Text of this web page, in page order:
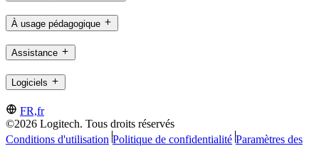
À usage pédagogique
Assistance
Logiciels
FR,fr
©2026 Logitech. Tous droits réservés
Conditions d'utilisation Politique de confidentialité Paramètres des